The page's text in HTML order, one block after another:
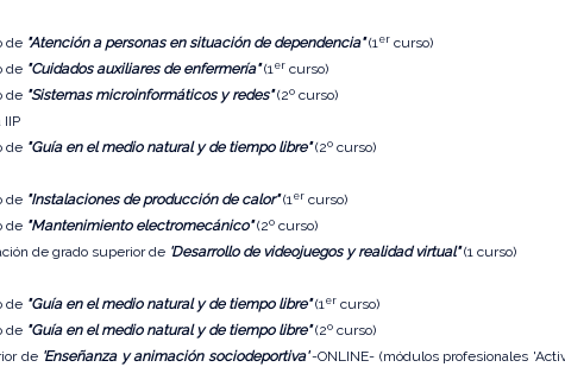
de "Atención a personas en situación de dependencia"(1er curso)
de "Cuidados auxiliares de enfermería"(1er curso)
de "Sistemas microinformáticos y redes"(2º curso)
IIP
de "Guía en el medio natural y de tiempo libre"(2º curso)
de "Instalaciones de producción de calor"(1er curso)
de "Mantenimiento electromecánico"(2º curso)
de grado superior de 'Desarrollo de videojuegos y realidad virtual"(1 curso)
de "Guía en el medio natural y de tiempo libre"(1er curso)
de "Guía en el medio natural y de tiempo libre"(2º curso)
de 'Enseñanza y animación sociodeportiva'-ONLINE- (módulos profesionales